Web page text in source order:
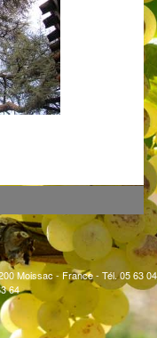
Moissac - France - Tél. 05 63 04
64